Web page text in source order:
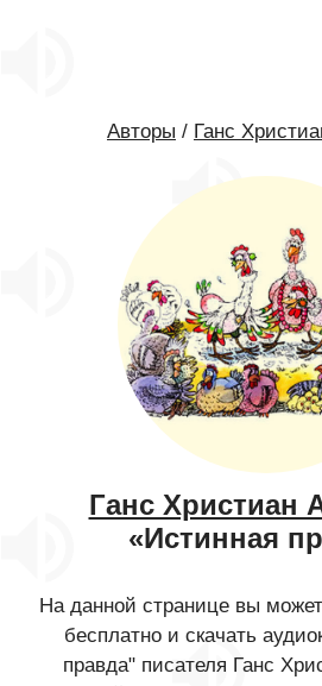
Авторы / Ганс
Ганс Христиан
«Истинная
На данной странице вы
бесплатно и скачать
правда" писателя Ганс